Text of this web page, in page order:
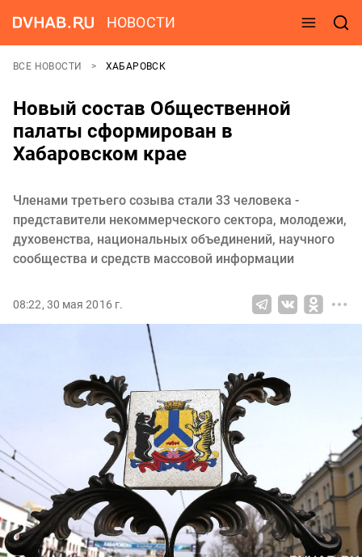
НОВОСТИ
ВСЕ НОВОСТИ ХАБАРОВСК
Новый состав Общественной
палаты сформирован в
Хабаровском крае
Членами третьего созыва стали 33 человека -
представители некоммерческого сектора, молодежи,
духовенства, национальных объединений, научного
сообщества и средств массовой информации
08:22, 30 мая 2016 г.